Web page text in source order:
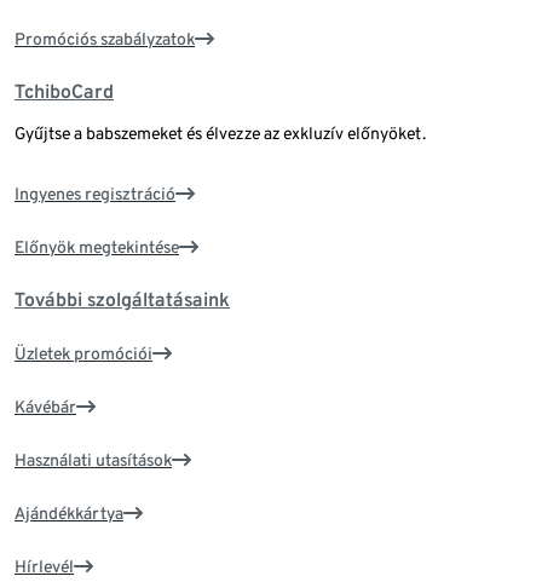
Promóciós szabályzatok
TchiboCard
Gyűjtse a babszemeket és élvezze az exkluzív előnyöket.
Ingyenes regisztráció
Előnyök megtekintése
További szolgáltatásaink
Üzletek promóciói
Kávébár
Használati utasítások
Ajándékkártya
Hírlevél